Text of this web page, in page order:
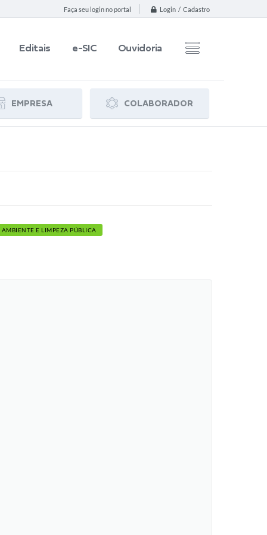
Faça seu login no portal Login / Cadastro
Editais e-SIC Ouvidoria
EMPRESA COLABORADOR
E LIMPEZA PÚBLICA